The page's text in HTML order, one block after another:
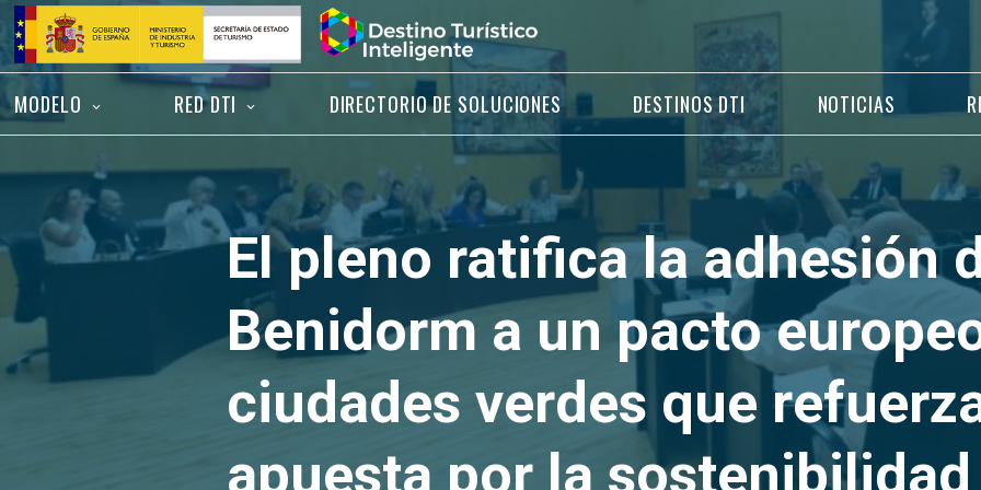
Saltar
al
contenido
Inicio
MODELO RED DTI DIRECTORIO DE SOLUCIONES DESTINOS DTI NOTICIAS
El pleno ratifica la adhesión
Benidorm a un pacto
ciudades verdes que
apuesta por la sostenibilidad